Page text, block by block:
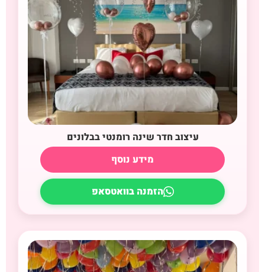
עיצוב חדר שינה רומנטי בבלונים
מידע נוסף
הזמנה בוואטסאפ